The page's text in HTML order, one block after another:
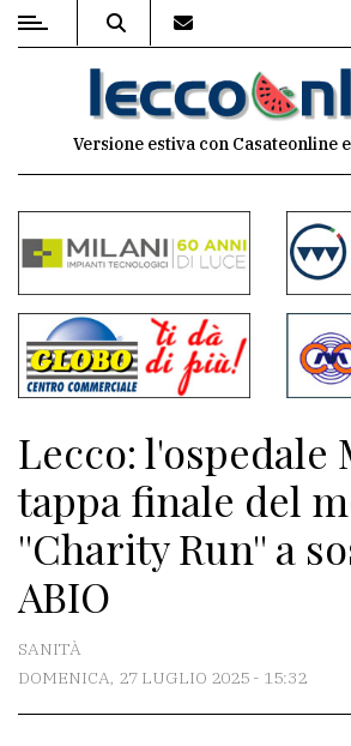
MENU
commenti
Contenuti
del
sito
Meteo
CONTATTI
La
Scrivici
Versione estiva con Casateonline
Lecco: l'ospedale
tappa finale del
''Charity Run'' a
ABIO
SANITÀ
DOMENICA, 27 LUGLIO 2025 - 15:32